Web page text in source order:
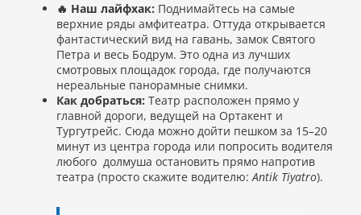
🔥 Наш лайфхак: Поднимайтесь на самые
верхние ряды амфитеатра. Оттуда открывается
фантастический вид на гавань, замок Святого
Петра и весь Бодрум. Это одна из лучших
смотровых площадок города, где получаются
нереальные панорамные снимки.
Как добраться: Театр расположен прямо у
главной дороги, ведущей на Ортакент и
Тургутрейс. Сюда можно дойти пешком за 15–20
минут из центра города или попросить водителя
любого долмуша остановить прямо напротив
театра (просто скажите водителю:Antik Tiyatro).